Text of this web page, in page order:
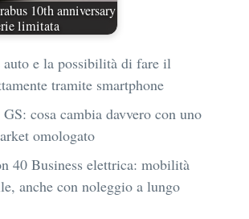
10th anniversary
limitata
auto e la possibilità di fare il
tramite smartphone
cosa cambia davvero con uno
omologato
40 Business elettrica: mobilità
anche con noleggio a lungo